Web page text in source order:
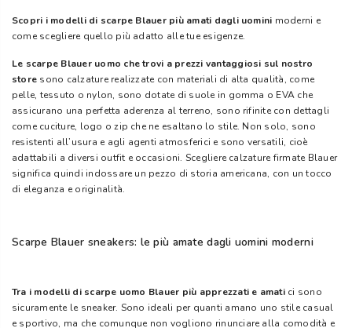
Scopri i modelli di scarpe Blauer più amati dagli uomini moderni e
come scegliere quello più adatto alle tue esigenze.
Le scarpe Blauer uomo che trovi a prezzi vantaggiosi sul nostro
store sono calzature realizzate con materiali di alta qualità, come
pelle, tessuto o nylon, sono dotate di suole in gomma o EVA che
assicurano una perfetta aderenza al terreno, sono rifinite con dettagli
come cuciture, logo o zip che ne esaltano lo stile. Non solo, sono
resistenti all’usura e agli agenti atmosferici e sono versatili, cioè
adattabili a diversi outfit e occasioni. Scegliere calzature firmate Blauer
significa quindi indossare un pezzo di storia americana, con un tocco
di eleganza e originalità.
Scarpe Blauer sneakers: le più amate dagli uomini moderni
Tra i modelli di scarpe uomo Blauer più apprezzati e amatici sono
sicuramente le sneaker. Sono ideali per quanti amano uno stile casual
e sportivo, ma che comunque non vogliono rinunciare alla comodità e